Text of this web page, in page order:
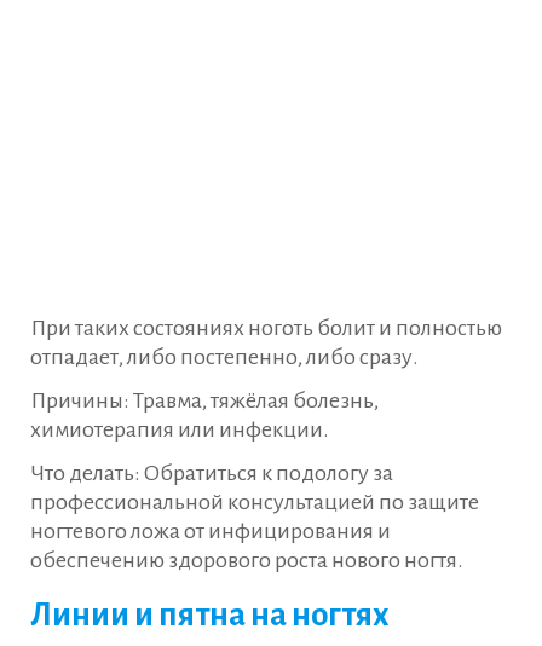
При таких состояниях ноготь болит и полностью
отпадает, либо постепенно, либо сразу.
Причины: Травма, тяжёлая болезнь,
химиотерапия или инфекции.
Что делать: Обратиться к подологу за
профессиональной консультацией по защите
ногтевого ложа от инфицирования и
обеспечению здорового роста нового ногтя.
Линии и пятна на ногтях